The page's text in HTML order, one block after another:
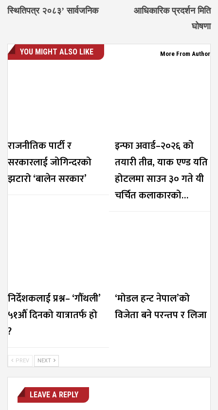
स्थितिपत्र २०८३’ सार्वजनिक
आधिकारिक प्रदर्शन मिति
घोषणा
YOU MIGHT ALSO LIKE More From Author
राजनीतिक पार्टी र
सरकारलाई जोगिन्दरको
झटारो ‘बालेन सरकार’
इन्फा अवार्ड–२०२६ को
तयारी तीव्र, याक एण्ड यति
होटलमा साउन ३० गते यी
चर्चित कलाकारको…
निर्देशकलाई प्रश्न– ‘गौँथली’
५१औँ दिनको यात्रातर्फ हो
?
‘मोडल हन्ट नेपाल’को
विजेता बने परन्तप र लिजा
PREV NEXT
LEAVE A REPLY